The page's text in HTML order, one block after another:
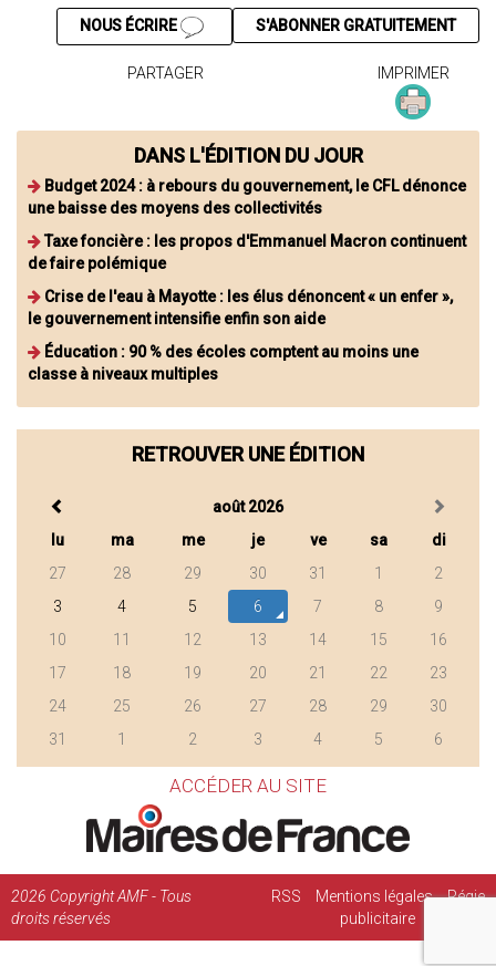
S'ABONNER GRATUITEMENT
NOUS ÉCRIRE
PARTAGER IMPRIMER
DANS L'ÉDITION DU JOUR
Budget 2024 : à rebours du gouvernement, le CFL dénonce
une baisse des moyens des collectivités
Taxe foncière : les propos d'Emmanuel Macron continuent
de faire polémique
Crise de l'eau à Mayotte : les élus dénoncent « un enfer »,
le gouvernement intensifie enfin son aide
Éducation : 90 % des écoles comptent au moins une
classe à niveaux multiples
RETROUVER UNE ÉDITION
août 2026
lu
ma me je ve sa
di
27
28 29 30 31 1
2
3
4 5 6 7 8
9
10
11 12 13 14 15
16
17
18 19 20 21 22
23
24
25 26 27 28 29
30
31
1 2 3 4 5 6
ACCÉDER AU SITE
2026 Copyright AMF - Tous
droits réservés
RSS Mentions légales
Régie
publicitaire